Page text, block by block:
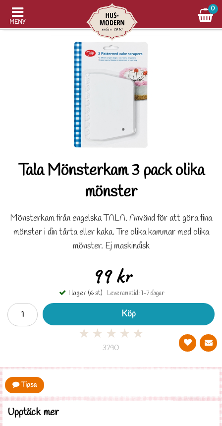
MENY
0
Tala Mönsterkam 3 pack olika
mönster
Mönsterkam från engelska TALA. Använd för att göra fina
mönster i din tårta eller kaka. Tre olika kammar med olika
mönster. Ej maskindisk
99 kr
I lager (6 st) Leveranstid: 1-7 dagar
Köp
★ ★ ★ ★ ★
3790
Tipsa
Upptäck mer